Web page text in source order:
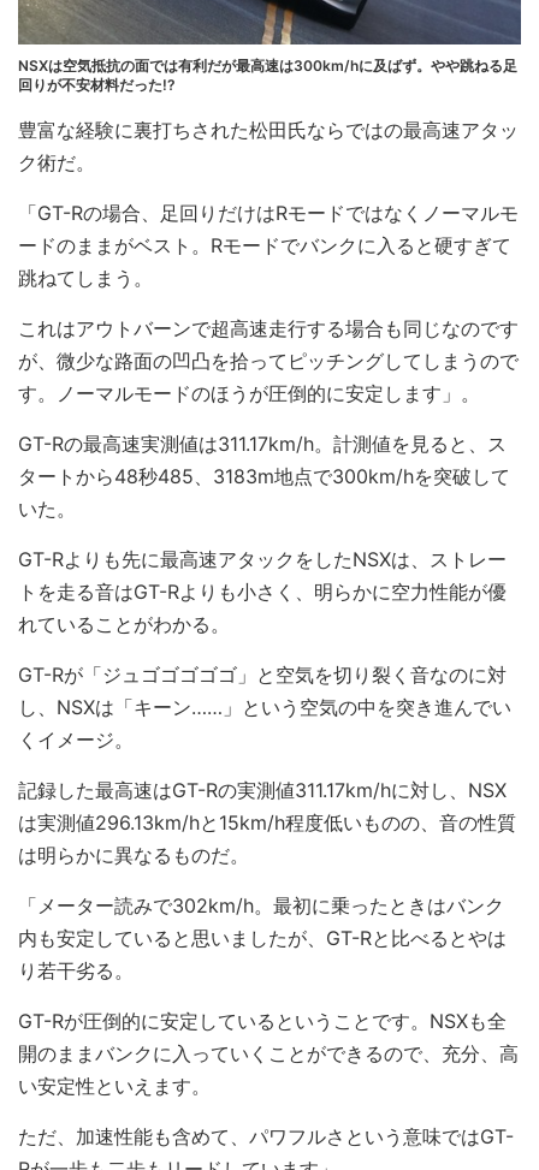
NSXは空気抵抗の面では有利だが最高速は300km/hに及ばず。やや跳ねる足
回りが不安材料だった!?
豊富な経験に裏打ちされた松田氏ならではの最高速アタッ
ク術だ。
「GT-Rの場合、足回りだけはRモードではなくノーマルモ
ードのままがベスト。Rモードでバンクに入ると硬すぎて
跳ねてしまう。
これはアウトバーンで超高速走行する場合も同じなのです
が、微少な路面の凹凸を拾ってピッチングしてしまうので
す。ノーマルモードのほうが圧倒的に安定します」。
GT-Rの最高速実測値は311.17km/h。計測値を見ると、ス
タートから48秒485、3183m地点で300km/hを突破して
いた。
GT-Rよりも先に最高速アタックをしたNSXは、ストレー
トを走る音はGT-Rよりも小さく、明らかに空力性能が優
れていることがわかる。
GT-Rが「ジュゴゴゴゴゴ」と空気を切り裂く音なのに対
し、NSXは「キーン……」という空気の中を突き進んでい
くイメージ。
記録した最高速はGT-Rの実測値311.17km/hに対し、NSX
は実測値296.13km/hと15km/h程度低いものの、音の性質
は明らかに異なるものだ。
「メーター読みで302km/h。最初に乗ったときはバンク
内も安定していると思いましたが、GT-Rと比べるとやは
り若干劣る。
GT-Rが圧倒的に安定しているということです。NSXも全
開のままバンクに入っていくことができるので、充分、高
い安定性といえます。
ただ、加速性能も含めて、パワフルさという意味ではGT-